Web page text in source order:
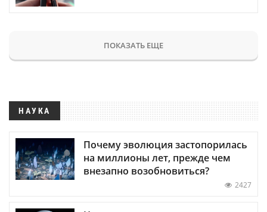
ПОКАЗАТЬ ЕЩЕ
НАУКА
Почему эволюция застопорилась
на миллионы лет, прежде чем
внезапно возобновиться?
2427